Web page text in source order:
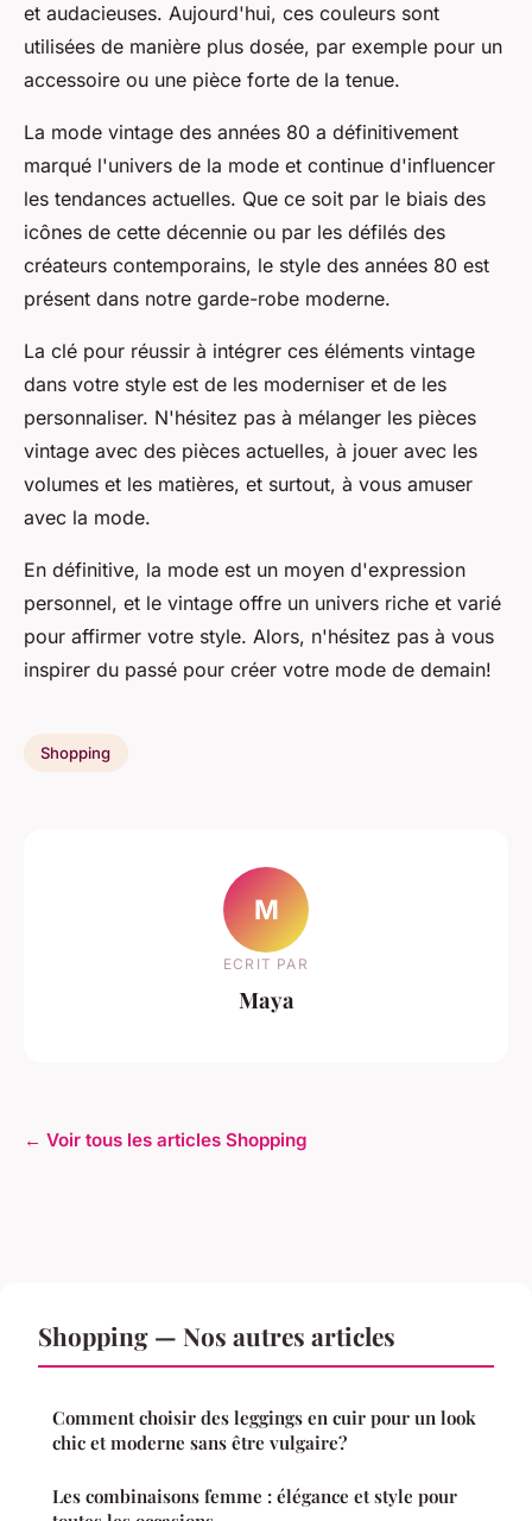
et audacieuses. Aujourd'hui, ces couleurs sont
utilisées de manière plus dosée, par exemple pour un
accessoire ou une pièce forte de la tenue.
La mode vintage des années 80 a définitivement
marqué l'univers de la mode et continue d'influencer
les tendances actuelles. Que ce soit par le biais des
icônes de cette décennie ou par les défilés des
créateurs contemporains, le style des années 80 est
présent dans notre garde-robe moderne.
La clé pour réussir à intégrer ces éléments vintage
dans votre style est de les moderniser et de les
personnaliser. N'hésitez pas à mélanger les pièces
vintage avec des pièces actuelles, à jouer avec les
volumes et les matières, et surtout, à vous amuser
avec la mode.
En définitive, la mode est un moyen d'expression
personnel, et le vintage offre un univers riche et varié
pour affirmer votre style. Alors, n'hésitez pas à vous
inspirer du passé pour créer votre mode de demain!
Shopping
M
ECRIT PAR
Maya
← Voir tous les articles Shopping
Shopping — Nos autres articles
Comment choisir des leggings en cuir pour un look
chic et moderne sans être vulgaire?
Les combinaisons femme : élégance et style pour